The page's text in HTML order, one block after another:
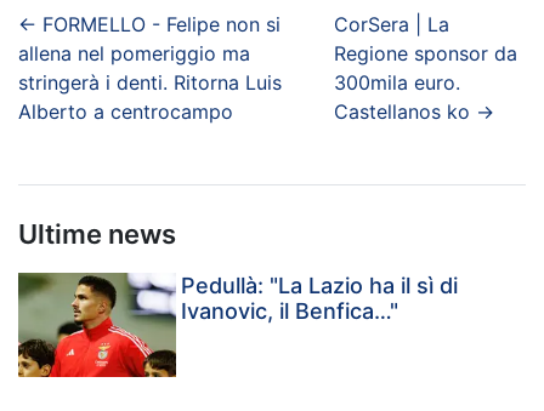
← FORMELLO - Felipe non si
allena nel pomeriggio ma
stringerà i denti. Ritorna Luis
Alberto a centrocampo
CorSera | La
Regione sponsor da
300mila euro.
Castellanos ko →
Ultime news
Pedullà: "La Lazio ha il sì di
Ivanovic, il Benfica…"